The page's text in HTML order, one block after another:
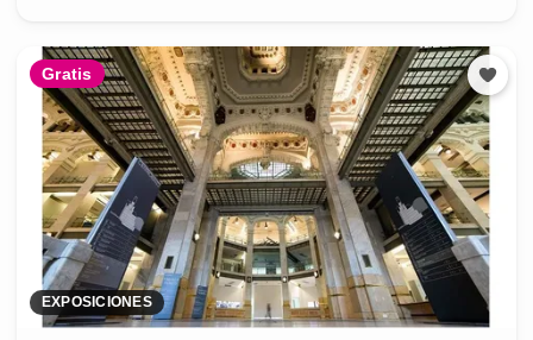
Gratis
EXPOSICIONES